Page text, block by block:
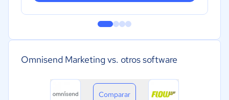
Omnisend Marketing vs. otros software
Comparar